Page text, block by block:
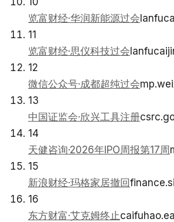
览富财经·华润新能源过会
11
览富财经·思仪科技过会
12
微信公众号·成都超纯过会
13
中国证监会·欣兴工具注册
14
天健咨询·2026年IPO周报第17周
15
新浪财经·玛格家居撤回
16
东方财富·艾克姆终止